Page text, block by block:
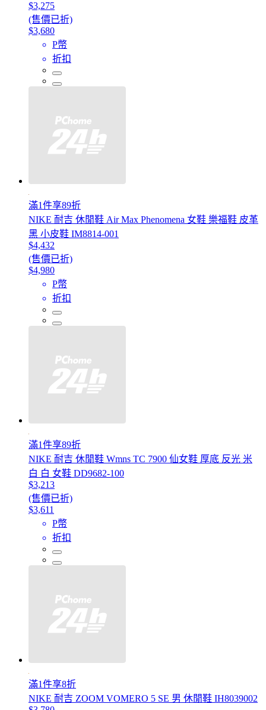
$3,275
(售價已折)
$3,680
P幣
折扣
滿1件享89折
NIKE 耐吉 休閒鞋 Air Max Phenomena 女鞋 樂福鞋 皮革
黑 小皮鞋 IM8814-001
$4,432
(售價已折)
$4,980
P幣
折扣
滿1件享89折
NIKE 耐吉 休閒鞋 Wmns TC 7900 仙女鞋 厚底 反光 米
白 白 女鞋 DD9682-100
$3,213
(售價已折)
$3,611
P幣
折扣
滿1件享8折
NIKE 耐吉 ZOOM VOMERO 5 SE 男 休閒鞋 IH8039002